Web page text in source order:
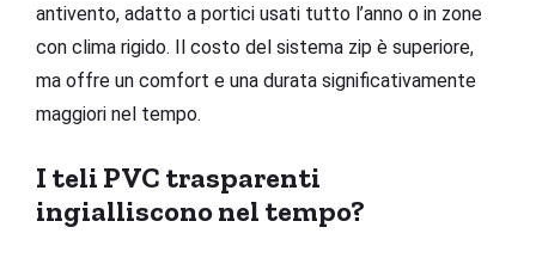
antivento, adatto a portici usati tutto l’anno o in zone
con clima rigido. Il costo del sistema zip è superiore,
ma offre un comfort e una durata significativamente
maggiori nel tempo.
I teli PVC trasparenti
ingialliscono nel tempo?